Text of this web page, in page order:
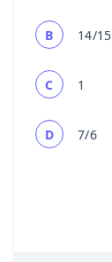
B 14/15
C 1
D 7/6